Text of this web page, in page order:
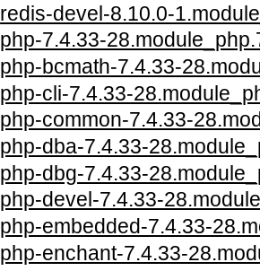
redis-devel-8.10.0-
php-7.4.33-
php-bcmath-7.4.33-
php-cli-7.4.33-
php-common-7.4.33-
php-dba-7.4.33-
php-dbg-7.4.33-
php-devel-7.4.33-
php-embedded-7.4.33-
php-enchant-7.4.33-